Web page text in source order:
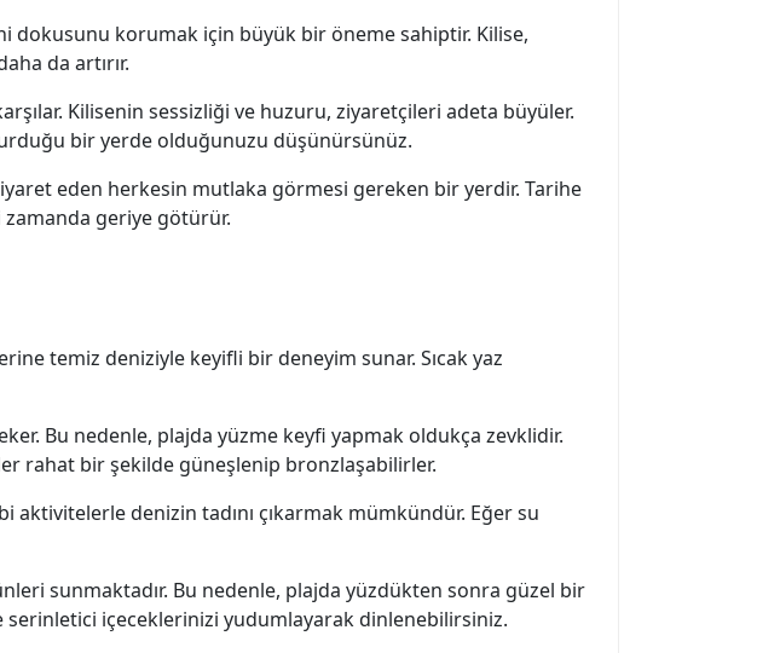
dokusunu korumak için büyük bir öneme sahiptir. Kilise,
da artırır.
Kilisenin sessizliği ve huzuru, ziyaretçileri adeta büyüler.
bir yerde olduğunuzu düşünürsünüz.
eden herkesin mutlaka görmesi gereken bir yerdir. Tarihe
geriye götürür.
temiz deniziyle keyifli bir deneyim sunar. Sıcak yaz
Bu nedenle, plajda yüzme keyfi yapmak oldukça zevklidir.
rahat bir şekilde güneşlenip bronzlaşabilirler.
aktivitelerle denizin tadını çıkarmak mümkündür. Eğer su
sunmaktadır. Bu nedenle, plajda yüzdükten sonra güzel bir
serinletici içeceklerinizi yudumlayarak dinlenebilirsiniz.